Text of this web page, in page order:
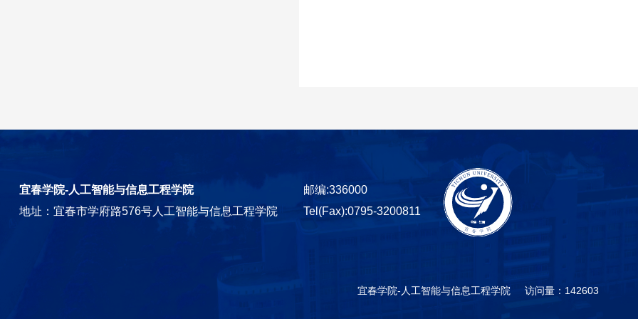
宜春学院-人工智能与信息工程学院
地址：宜春市学府路576号人工智能与信息工程学院
邮编:336000
Tel(Fax):0795-3200811
宜春学院-人工智能与信息工程学院 访问量： 142603